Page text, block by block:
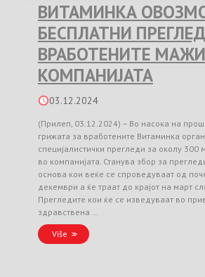
ВИТАМИНКА
БЕСПЛАТНИ
ВРАБОТЕНИТЕ
КОМПАНИЈАТА
03.12.2024
(Прилеп, 03.12.2024) – Во насока на
грижата за вработените Витаминка
специјалистички прегледи за околу 300
во компанијата. Станува збор за
основа кои веќе се спроведуваат од
декември а ќе траат до крајот на март
Прегледите кои ќе се изведуваат во
здравствена …
Više